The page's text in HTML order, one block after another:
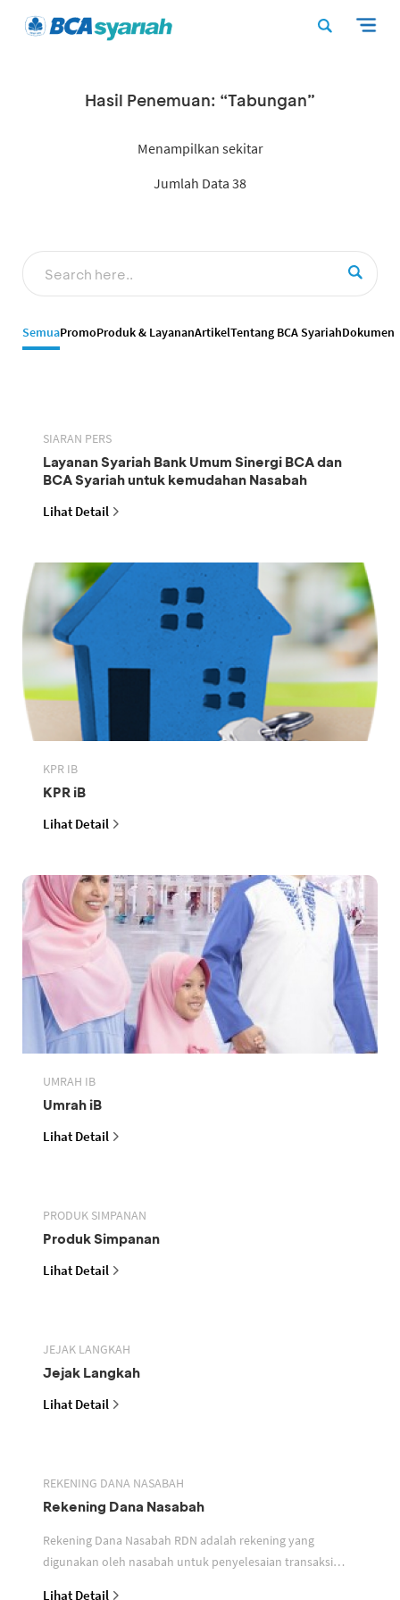
Hasil Penemuan: “Tabungan”
Menampilkan sekitar
Jumlah Data 38
SemuaPromoProduk & LayananArtikelTentang BCA SyariahDokumen
SIARAN PERS
Layanan Syariah Bank Umum Sinergi BCA dan
BCA Syariah untuk kemudahan Nasabah
Lihat Detail
KPR IB
KPR iB
Lihat Detail
UMRAH IB
Umrah iB
Lihat Detail
PRODUK SIMPANAN
Produk Simpanan
Lihat Detail
JEJAK LANGKAH
Jejak Langkah
Lihat Detail
REKENING DANA NASABAH
Rekening Dana Nasabah
Rekening Dana Nasabah RDN adalah rekening yang
digunakan oleh nasabah untuk penyelesaian transaksi
Lihat Detail